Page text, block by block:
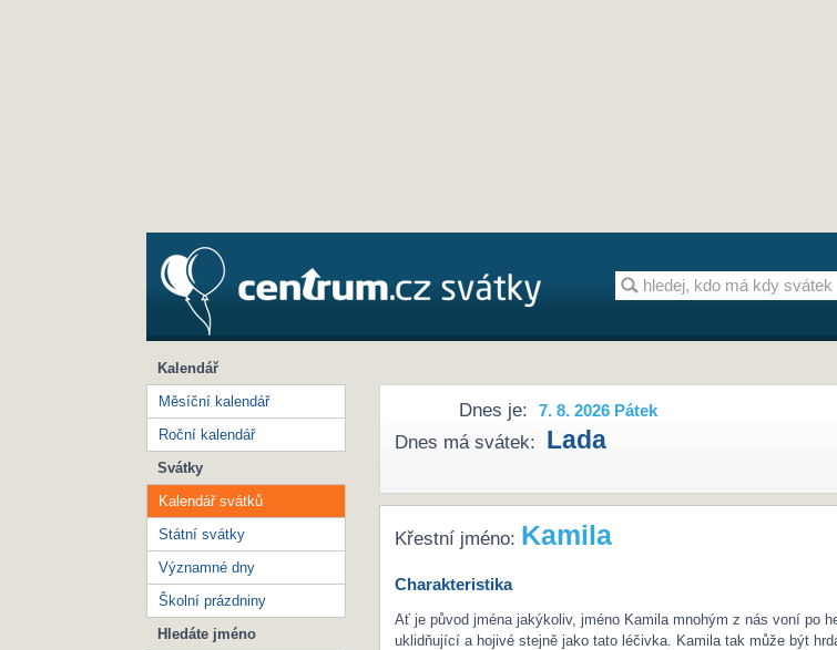
Dnes je: 7. 8. 2026 Pátek
Dnes má svátek: Lada
Křestní jméno: Kamila
Charakteristika
Ať je původ jména jakýkoliv, jméno Kamila mnohým z nás voní po
uklidňující a hojivé stejně jako tato léčivka. Kamila tak může být
Kalendář
Měsíční kalendář
Roční kalendář
Svátky
Kalendář svátků
Státní svátky
Významné dny
Školní prázdniny
Hledáte jméno